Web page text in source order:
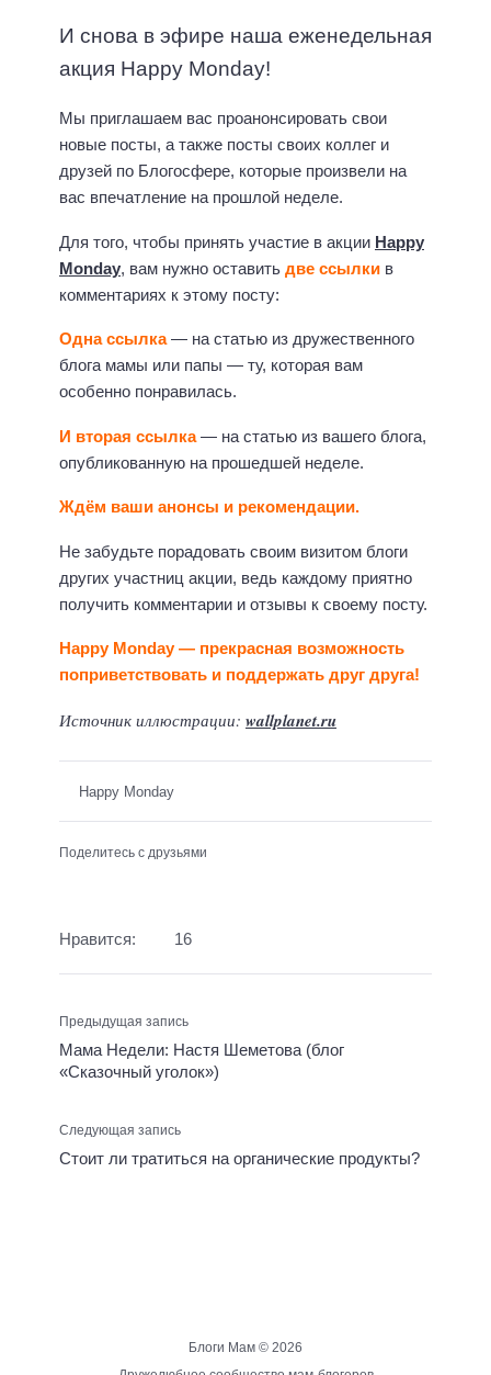
И снова в эфире наша еженедельная
акция Happy Monday!
Мы приглашаем вас проанонсировать свои
новые посты, а также посты своих коллег и
друзей по Блогосфере, которые произвели на
вас впечатление на прошлой неделе.
Для того, чтобы принять участие в акции Happy
Monday, вам нужно оставить две ссылки в
комментариях к этому посту:
Одна ссылка— на статью из дружественного
блога мамы или папы — ту, которая вам
особенно понравилась.
И вторая ссылка— на статью из вашего блога,
опубликованную на прошедшей неделе.
Ждём ваши анонсы и рекомендации.
Не забудьте порадовать своим визитом блоги
других участниц акции, ведь каждому приятно
получить комментарии и отзывы к своему посту.
Happy Monday — прекрасная возможность
поприветствовать и поддержать друг друга!
Источник иллюстрации: wallplanet.ru
Happy Monday
Поделитесь с друзьями
Нравится: 16
Предыдущая запись
Мама Недели: Настя Шеметова (блог
«Сказочный уголок»)
Следующая запись
Стоит ли тратиться на органические продукты?
Блоги Мам © 2026